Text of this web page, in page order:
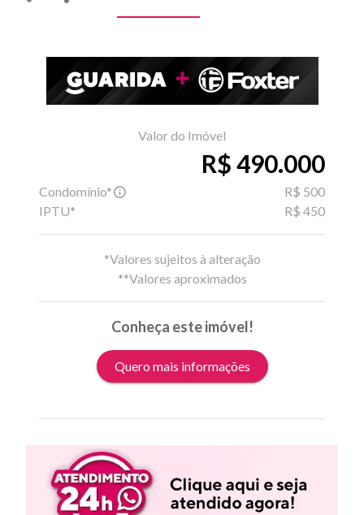
Valor do Imóvel
R$ 490.000
Condomínio*
R$ 500
IPTU*
R$ 450
*Valores sujeitos à alteração
**Valores aproximados
Conheça este imóvel!
Quero mais informações